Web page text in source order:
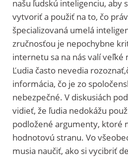
našu ľudskú inteligenciu, aby
vytvoriť a použiť na to, čo
špecializovaná umelá
zručnosťou je nepochybne
internetu sa na nás valí veľké
Ľudia často nevedia
informácia, čo je zo
nebezpečné. V diskusiách
vidieť, že ľudia nedokážu
podložené argumenty, ktoré
hodnotovú stranu. Vo
musia naučiť, ako si vycibriť